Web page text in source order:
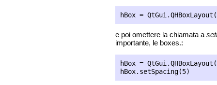
e poi omettere la chiamata a
importante, le boxes.:
hBox =